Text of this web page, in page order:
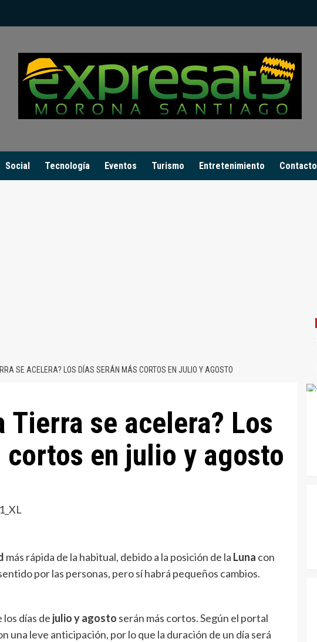
Social Tecnología Eventos Turismo Entretenimiento Contacto
SE ACELERA? LOS DÍAS SERÁN MÁS CORTOS EN JULIO Y AGOSTO
Tierra se acelera? Los
cortos en julio y agosto
más rápida de la habitual, debido a la posición de la Luna con
por las personas, pero sí habrá pequeños cambios.
días de julio y agosto serán más cortos. Según el portal
una leve anticipación, por lo que la duración de un día será